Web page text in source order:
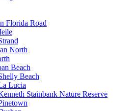
Florida Road
North
Beach
Beach
Lucia
Stainbank Nature Reserve